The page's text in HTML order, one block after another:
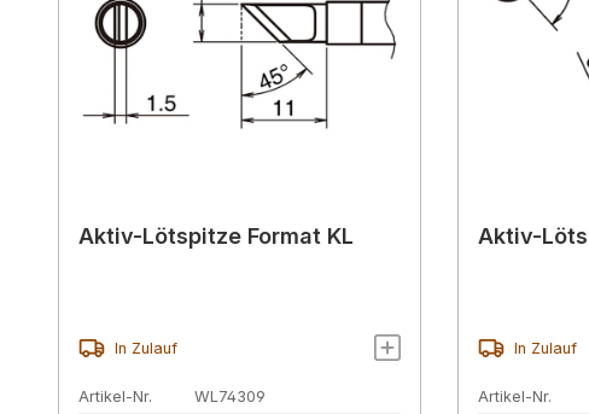
Aktiv-Lötspitze Format KL
In Zulauf
Artikel-Nr. WL74309
Aktiv-
In Zulauf
Artikel-Nr.